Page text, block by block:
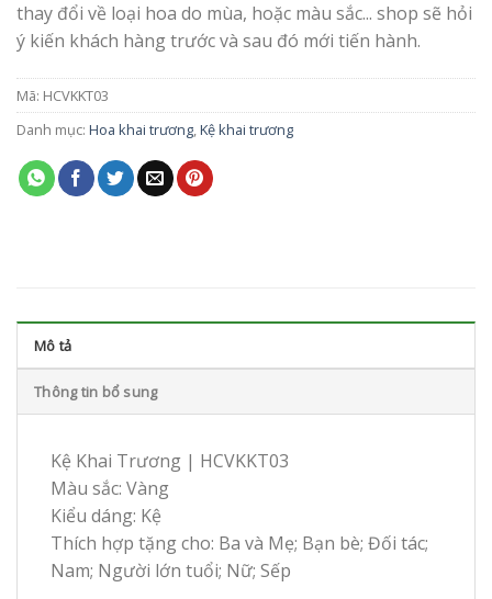
thay đổi về loại hoa do mùa, hoặc màu sắc... shop sẽ hỏi
ý kiến khách hàng trước và sau đó mới tiến hành.
Mã: HCVKKT03
Danh mục: Hoa khai trương,Kệ khai trương
Mô tả
Thông tin bổ sung
Kệ Khai Trương | HCVKKT03
Màu sắc: Vàng
Kiểu dáng: Kệ
Thích hợp tặng cho: Ba và Mẹ; Bạn bè; Đối tác;
Nam; Người lớn tuổi; Nữ; Sếp